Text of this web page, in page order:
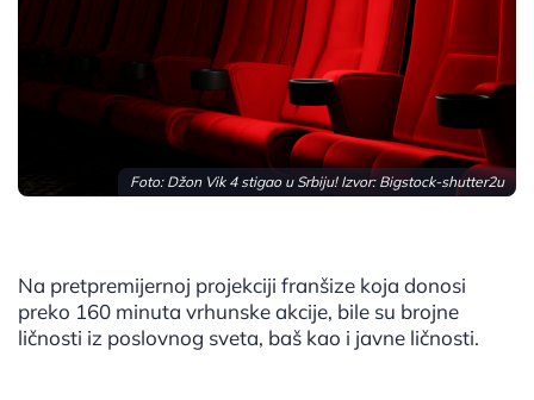
Foto: Džon Vik 4 stigao u Srbiju! Izvor: Bigstock-shutter2u
Na pretpremijernoj projekciji franšize koja donosi
preko 160 minuta vrhunske akcije, bile su brojne
ličnosti iz poslovnog sveta, baš kao i javne ličnosti.